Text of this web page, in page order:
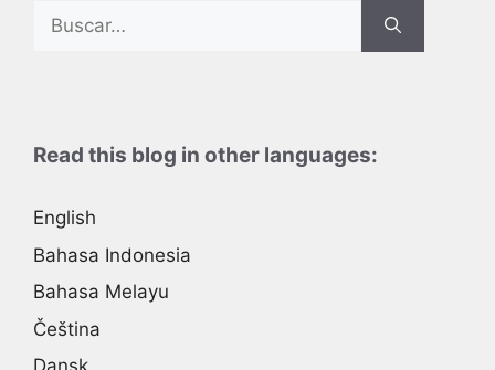
Search
Read this blog in other languages:
English
Bahasa Indonesia
Bahasa Melayu
Čeština
Dansk